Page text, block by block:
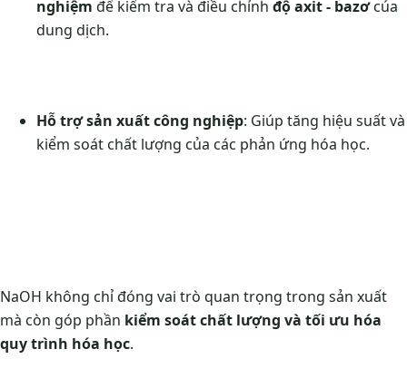
nghiệm để kiểm tra và điều chỉnh độ axit - bazơcủa
dung dịch.
Hỗ trợ sản xuất công nghiệp: Giúp tăng hiệu suất và
kiểm soát chất lượng của các phản ứng hóa học.
NaOH không chỉ đóng vai trò quan trọng trong sản xuất
mà còn góp phần kiểm soát chất lượng và tối ưu hóa
quy trình hóa học.